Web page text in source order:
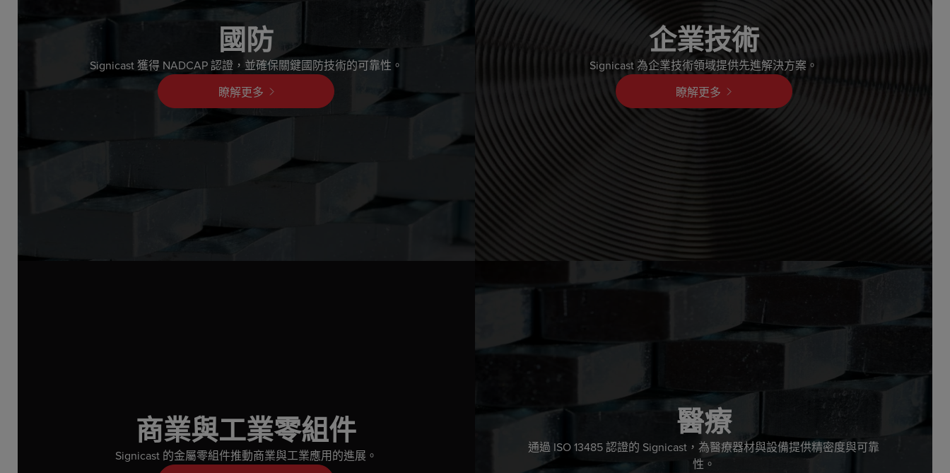
國防
Signicast 獲得 NADCAP 認證，並確保關鍵國防技術的可靠性。
瞭解更多
企業技術
Signicast 為企業技術領域提供先進解決方案。
瞭解更多
商業與工業零組件
Signicast 的金屬零組件推動商業與工業應用的進展。
醫療
通過 ISO 13485 認證的 Signicast，為醫療器材與設備提供精密度與可靠
性。